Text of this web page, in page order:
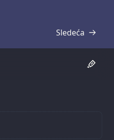
Sledeća
Transkripcija